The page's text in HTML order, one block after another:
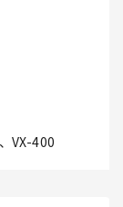
VX-400